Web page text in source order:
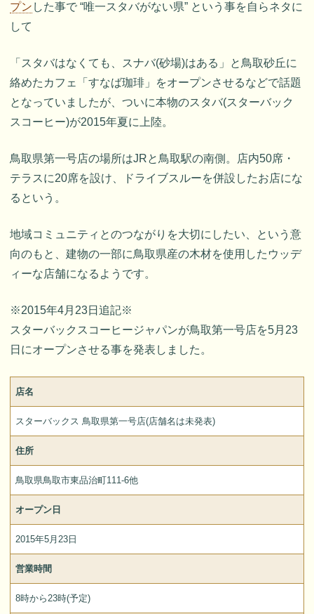
プン した事で “唯一スタバがない県” という事を自らネタに
して
「スタバはなくても、スナバ(砂場)はある」と鳥取砂丘に
絡めたカフェ「すなば珈琲」をオープンさせるなどで話題
となっていましたが、ついに本物のスタバ(スターバック
スコーヒー)が2015年夏に上陸。
鳥取県第一号店の場所はJRと鳥取駅の南側。店内50席・
テラスに20席を設け、ドライブスルーを併設したお店にな
るという。
地域コミュニティとのつながりを大切にしたい、という意
向のもと、建物の一部に鳥取県産の木材を使用したウッデ
ィーな店舗になるようです。
※2015年4月23日追記※
スターバックスコーヒージャパンが鳥取第一号店を5月23
日にオープンさせる事を発表しました。
店名
スターバックス 鳥取県第一号店(店舗名は未発表)
住所
鳥取県鳥取市東品治町111-6他
オープン日
2015年5月23日
営業時間
8時から23時(予定)